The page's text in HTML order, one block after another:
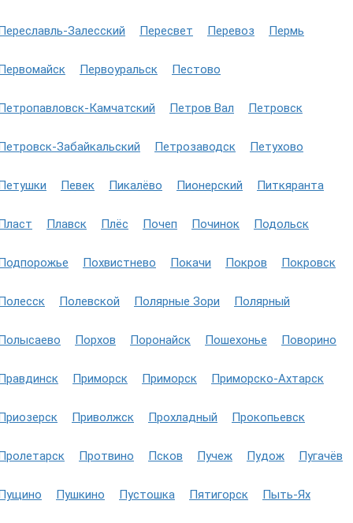
Залесский Пересвет Перевоз Пермь
Первоуральск Пестово
Камчатский Петров Вал Петровск
Забайкальский Петрозаводск Петухово
Певек Пикалёво Пионерский Питкяранта
Плавск Плёс Почеп Починок Подольск
Похвистнево Покачи Покров Покровск
Полевской Полярные Зори Полярный
Порхов Поронайск Пошехонье Поворино
Приморск Приморск Приморско-Ахтарск
Приволжск Прохладный Прокопьевск
Протвино Псков Пучеж Пудож Пугачёв
Пушкино Пустошка Пятигорск Пыть-Ях